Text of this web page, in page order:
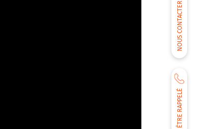
NOUS CONTACTER
ÊTRE RAPPELÉ